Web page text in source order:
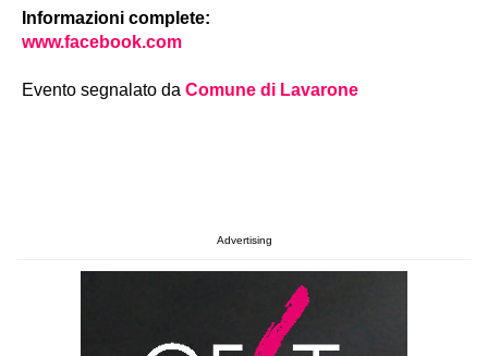
Informazioni complete:
www.facebook.com
Evento segnalato da Comune di Lavarone
Advertising